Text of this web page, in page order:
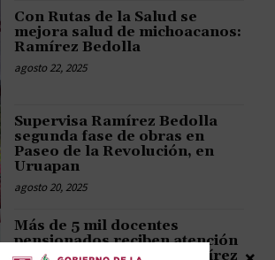
Con Rutas de la Salud se
mejora salud de michoacanos:
Ramírez Bedolla
agosto 22, 2025
Supervisa Ramírez Bedolla
segunda fase de obras en
Paseo de la Revolución, en
Uruapan
agosto 20, 2025
Más de 5 mil docentes
pensionados reciben atención
médica en el ISSSTE: Ramírez